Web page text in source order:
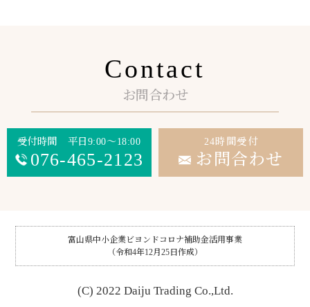
Contact
お問合わせ
受付時間 平日9:00～18:00
076-465-2123
24時間受付
お問合わせ
富山県中小企業ビヨンドコロナ補助金活用事業
（令和4年12月25日作成）
(C) 2022 Daiju Trading Co.,Ltd.